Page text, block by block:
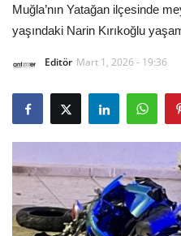
Hakkımızda
Asayiş
Çevre
Gizlilik Politikası
Muğla’nın Yatağan ilçesinde
yaşındaki Narin Kırıkoğlu
Editör Mart 1, 2026 - 19:36